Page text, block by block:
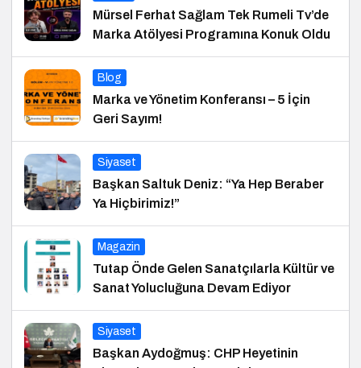
Mürsel Ferhat Sağlam Tek Rumeli Tv’de
Marka Atölyesi Programına Konuk Oldu
Blog
Marka ve Yönetim Konferansı – 5 İçin
Geri Sayım!
Siyaset
Başkan Saltuk Deniz: “Ya Hep Beraber
Ya Hiçbirimiz!”
Magazin
Tutap Önde Gelen Sanatçılarla Kültür ve
Sanat Yolucluğuna Devam Ediyor
Siyaset
Başkan Aydoğmuş: CHP Heyetinin